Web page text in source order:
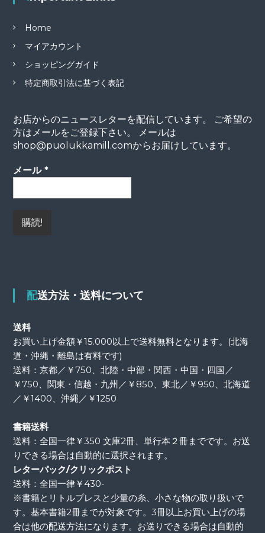
Home
マイアカウント
ショッピングガイド
特定商取引法に基づく表記
お店からのニュースレターを配信しています。 ご希望の
方はメールをご登録下さい。 メールは
shop@puolukkamill.comからお届けしています。
メール *
配送方法・送料について
送料
お買い上げ金額￥15.000以上で送料無料となります。(北海
道・沖縄・離島は有料です)
送料：京都／￥750、北陸・中部・関西・中国・四国／
￥750、関東・信越・九州／￥850、東北／￥950、北海道
／￥1400、沖縄／￥1250
書籍送料
送料：全国一律￥350 文庫2冊、単行本２冊までです。お送
りできる場合は自動的に選択されます。
レターパック/クリックポスト
送料：全国一律￥430-
※書籍とリトルプレスと少量の糸、小さな物の取り扱いで
す。基本書籍2冊までが対象です。3冊以上お買い上げの場
合は他の配送方法になります。お送りできる場合は自動的